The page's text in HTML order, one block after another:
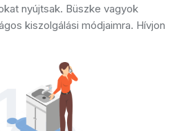
nyújtsak. Büszke vagyok
kiszolgálási módjaimra. Hívjon